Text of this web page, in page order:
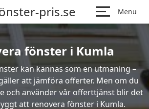
pris.se Menu
fönster i Kumla
kan kännas som en utmaning –
att jämföra offerter. Men om du
och använder vår offerttjänst blir det
att renovera fönster i Kumla.